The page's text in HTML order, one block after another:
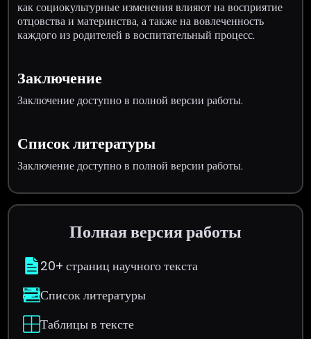
как социокультурные изменения влияют на восприятие
отцовства и материнства, а также на вовлеченность
каждого из родителей в воспитательный процесс.
Заключение
Заключение доступно в полной версии работы.
Список литературы
Заключение доступно в полной версии работы.
Полная версия работы
20+ страниц научного текста
Список литературы
Таблицы в тексте